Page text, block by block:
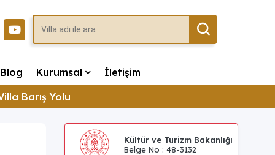
Blog Kurumsal
İletişim
Barış Yolu
Kültür ve Turizm Bakanlığı
Belge No : 48-3132